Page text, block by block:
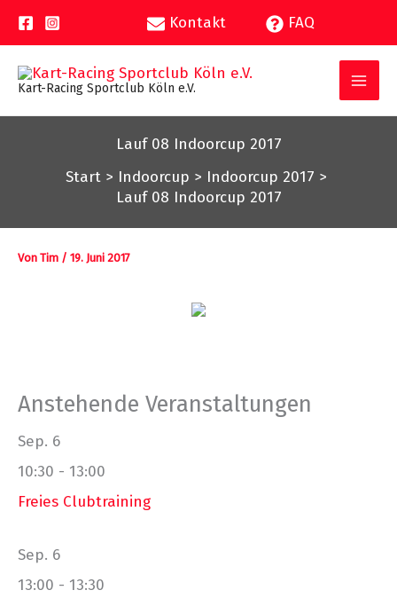
Inhalt
Kontakt FAQ
Kart-Racing Sportclub Köln e.V.
Lauf 08 Indoorcup 2017
Start
Indoorcup
Indoorcup 2017
Lauf 08 Indoorcup 2017
Von Tim / 19. Juni 2017
Anstehende Veranstaltungen
Sep. 6
10:30 - 13:00
Freies Clubtraining
Sep. 6
13:00 - 13:30